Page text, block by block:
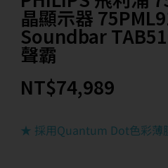
晶顯示器
Soundbar
聲霸
NT$74,989
★ 採用Quantum Dot色彩薄